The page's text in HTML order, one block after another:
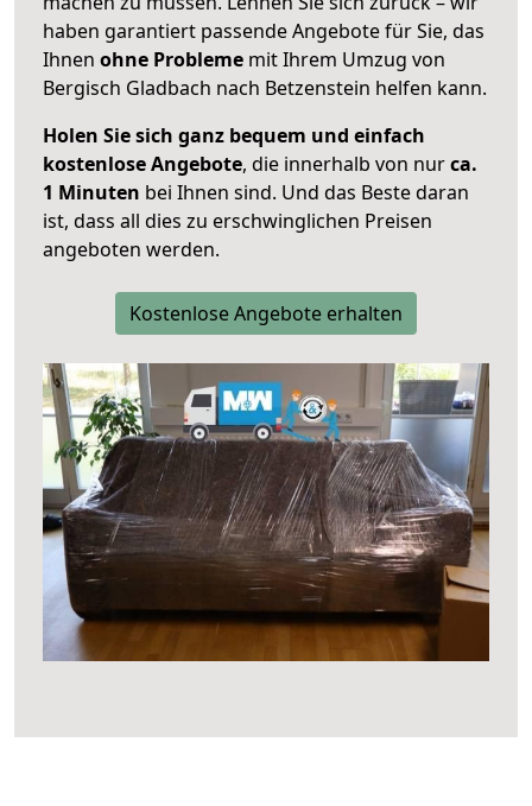
haben garantiert passende Angebote für Sie, das
Ihnen ohne Probleme mit Ihrem Umzug von
Bergisch Gladbach nach Betzenstein helfen kann.
Holen Sie sich ganz bequem und einfach
kostenlose Angebote, die innerhalb von nurca.
1 Minuten bei Ihnen sind. Und das Beste daran
ist, dass all dies zu erschwinglichen Preisen
angeboten werden.
Kostenlose Angebote erhalten